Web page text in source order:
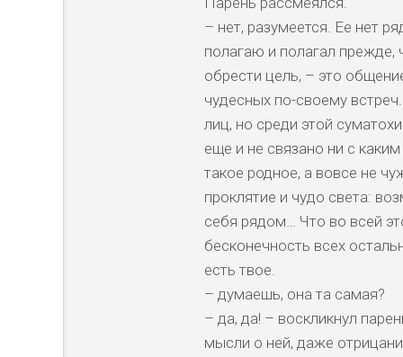
– нет, разумеется. Ее нет
полагаю и полагал
обрести цель, – это
чудесных по-своему
лиц, но среди этой
еще и не связано ни с
такое родное, а вовсе не
проклятие и чудо света:
себя рядом… Что во всей
бесконечность всех
есть твое.
– думаешь, она та самая?
– да, да! – воскликнул
мысли о ней, даже